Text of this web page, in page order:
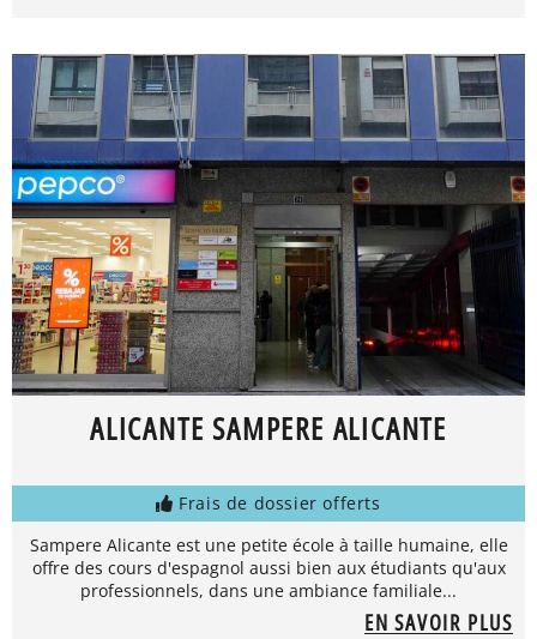
ALICANTE SAMPERE ALICANTE
Frais de dossier offerts
Sampere Alicante est une petite école à taille humaine, elle
offre des cours d'espagnol aussi bien aux étudiants qu'aux
professionnels, dans une ambiance familiale...
EN SAVOIR PLUS